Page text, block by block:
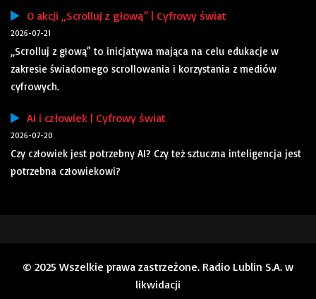
O akcji „Scrolluj z głową” | Cyfrowy świat
2026-07-21
„Scrolluj z głową” to inicjatywa mająca na celu edukacje w
zakresie świadomego scrollowania i korzystania z mediów
cyfrowych.
AI i człowiek | Cyfrowy świat
2026-07-20
Czy człowiek jest potrzebny AI? Czy też sztuczna inteligencja jest
potrzebna człowiekowi?
© 2025 Wszelkie prawa zastrzeżone. Radio Lublin S.A. w
likwidacji